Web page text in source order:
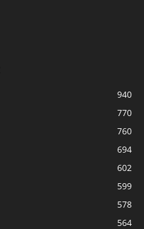
940
770
760
694
602
599
578
564